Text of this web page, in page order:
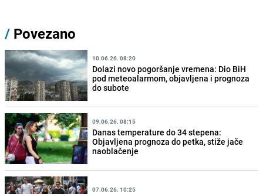
/ Povezano
10.06.26. 08:20
Dolazi novo pogoršanje vremena: Dio BiH
pod meteoalarmom, objavljena i prognoza
do subote
09.06.26. 08:15
Danas temperature do 34 stepena:
Objavljena prognoza do petka, stiže jače
naoblačenje
07.06.26. 10:25